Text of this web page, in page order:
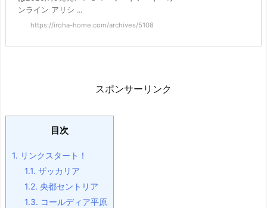
ンライン アリシ ...
https://iroha-home.com/archives/5108
スポンサーリンク
目次
1. リンクスタート！
1.1. ザッカリア
1.2. 央都セントリア
1.3. コールディア平原